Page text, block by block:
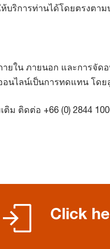
บริการท่านได้โดยตรงตาม
ยใน ภายนอก และการจัด
นไลน์เป็นการทดแทน โด
ม ติดต่อ +66 (0) 2844
Click